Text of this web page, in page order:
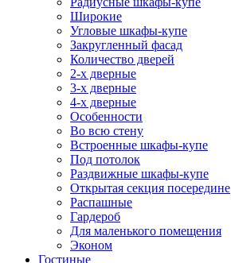
Широкие
Угловые шкафы-купе
Закругленный фасад
Количество дверей
2-х дверные
3-х дверные
4-х дверные
Особенности
Во всю стену
Встроенные шкафы-купе
Под потолок
Раздвижные шкафы-купе
Открытая секция посередине
Распашные
Гардероб
Для маленького помещения
Эконом
Гостиные